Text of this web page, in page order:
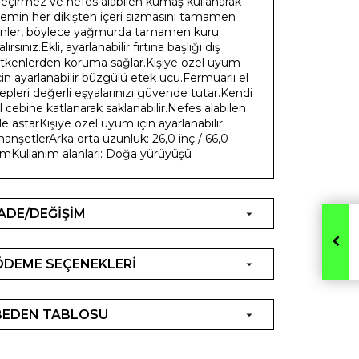
her dikişten içeri sızmasını tamamen
böylece yağmurda tamamen kuru
ayarlanabilir fırtına başlığı dış
koruma sağlar.Kişiye özel uyum
ayarlanabilir büzgülü etek ucu.Fermuarlı el
değerli eşyalarınızı güvende tutar.Kendi
cebine katlanarak saklanabilir.Nefes alabilen
astarKişiye özel uyum için ayarlanabilir
orta uzunluk: 26,0 inç / 66,0
alanları: Doğa yürüyüşü
DEĞİŞİM
SEÇENEKLERİ
TABLOSU